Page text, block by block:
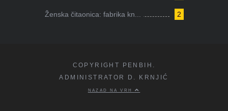
2
Ženska čitaonica: fabrika kn...
COPYRIGHT PENBIH.
ADMINISTRATOR D. KRNJIĆ
NAZAD NA VRH